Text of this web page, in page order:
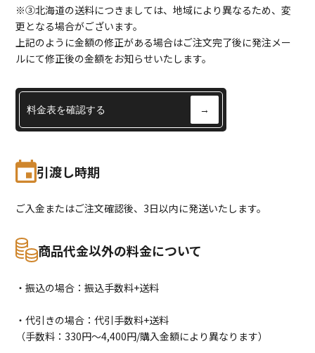
※③北海道の送料につきましては、地域により異なるため、変
更となる場合がございます。
上記のように金額の修正がある場合はご注文完了後に発注メー
ルにて修正後の金額をお知らせいたします。
料金表を確認する →
引渡し時期
ご入金またはご注文確認後、3日以内に発送いたします。
商品代金以外の料金について
・振込の場合：振込手数料+送料
・代引きの場合：代引手数料+送料
（手数料：330円〜4,400円/購入金額により異なります）